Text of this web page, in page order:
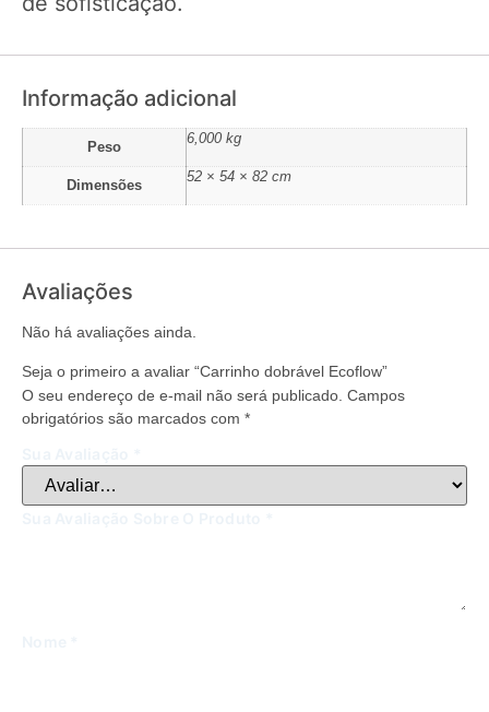
Informação adicional
Peso
6,000 kg
Dimensões
52 × 54 × 82 cm
Avaliações
Não há avaliações ainda.
Seja o primeiro a avaliar “Carrinho dobrável Ecoflow”
O seu endereço de e-mail não será publicado. Campos
obrigatórios são marcados com *